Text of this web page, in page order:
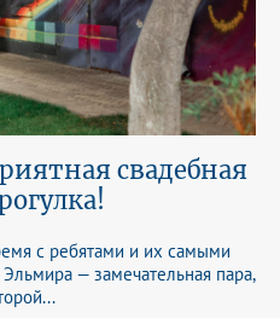
свадебная
с ребятами и их самыми
— замечательная пара,